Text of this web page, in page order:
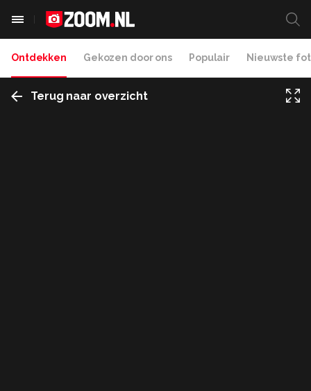
Ontdekken Gekozen door ons Populair Nieuwste
Terug naar overzicht